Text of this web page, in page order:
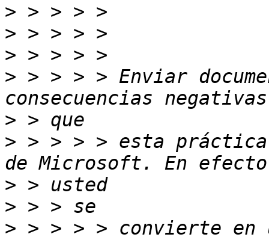
>
>
>
> > > > > Enviar
>
> > > > > esta
>
>
> > > > > convierte en